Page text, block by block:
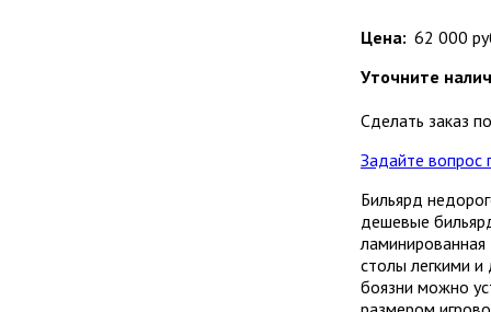
Цена: 62 000
Уточните
Сделать заказ
Задайте вопрос
Бильярд
дешевые
ламинированная
столы легкими
боязни можно